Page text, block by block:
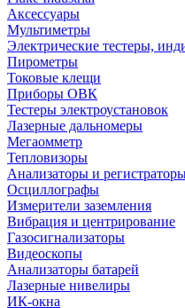
Аксессуары
Мультиметры
Электрические тестеры,
Пирометры
Токовые клещи
Приборы ОВК
Тестеры электроустановок
Лазерные дальномеры
Мегаомметр
Тепловизоры
Анализаторы и
Осциллографы
Измерители заземления
Вибрация и центрирование
Газосигнализаторы
Видеоскопы
Анализаторы батарей
Лазерные нивелиры
ИК-окна